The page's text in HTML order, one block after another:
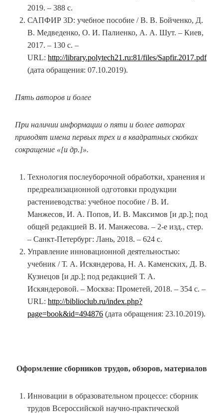
2019. – 388 с.
САПФИР 3D: учебное пособие / В. В. Бойченко, Д.
В. Медведенко, О. И. Палиенко, А. А. Шут. – Киев,
2017. – 130 с. –
URL: http://library.polytech21.ru:81/files/Sapfir.2017.pdf
(дата обращения: 07.10.2019).
Пять авторов и более
При наличии информации о пяти и более авторах
приводят имена первых трех и в квадратных скобках
сокращение «[и др.]».
Технология послеуборочной обработки, хранения и
предреализационной одготовки продукции
растениеводства: учебное пособие / В. И.
Манжесов, И. А. Попов, И. В. Максимов [и др.]; под
общей редакцией В. И. Манжесова. – 2-е изд., стер.
– Санкт-Петербург: Лань, 2018. – 624 с.
Управление инновационной деятельностью:
учебник / Т. А. Искяндерова, Н. А. Каменских, Д. В.
Кузнецов [и др.]; под редакцией Т. А.
Искяндеровой. – Москва: Прометей, 2018. – 354 с. –
URL: http://biblioclub.ru/index.php?
page=book&id=494876 (дата обращения: 23.10.2019).
Оформление сборников трудов, обзоров, материалов
Инновации в образовательном процессе: сборник
трудов Всероссийской научно-практической